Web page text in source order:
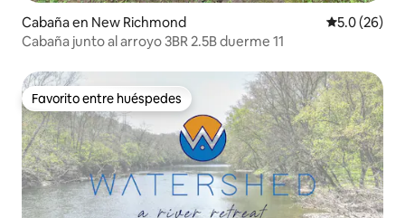
Cabaña en New Richmond Calificación
5.0 (26)
Cabaña junto al arroyo 3BR 2.5B duerme 11
Favorito entre huéspedes
Favorito entre huéspedes